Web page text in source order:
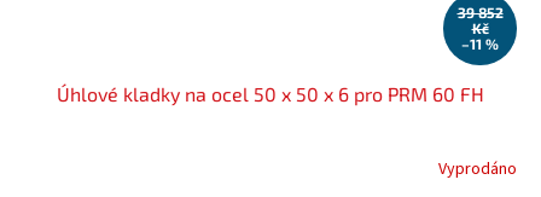
39 852
Kč
–11 %
Úhlové kladky na ocel 50 x 50 x 6 pro PRM 60 FH
Vyprodáno